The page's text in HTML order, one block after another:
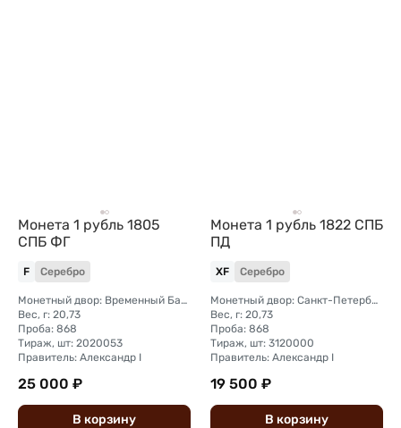
Монета 1 рубль 1805
СПБ ФГ
F Серебро
Монетный двор: Временный Банковский монетный двор (Санкт-Петербург)
Вес, г: 20,73
Проба: 868
Тираж, шт: 2020053
Правитель: Александр I
25 000 ₽
В корзину
Монета 1 рубль 1822 СПБ
ПД
XF Серебро
Монетный двор: Санкт-Петербургский монетный двор
Вес, г: 20,73
Проба: 868
Тираж, шт: 3120000
Правитель: Александр I
19 500 ₽
В корзину